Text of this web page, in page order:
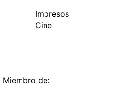
Impresos
Cine
Miembro de: